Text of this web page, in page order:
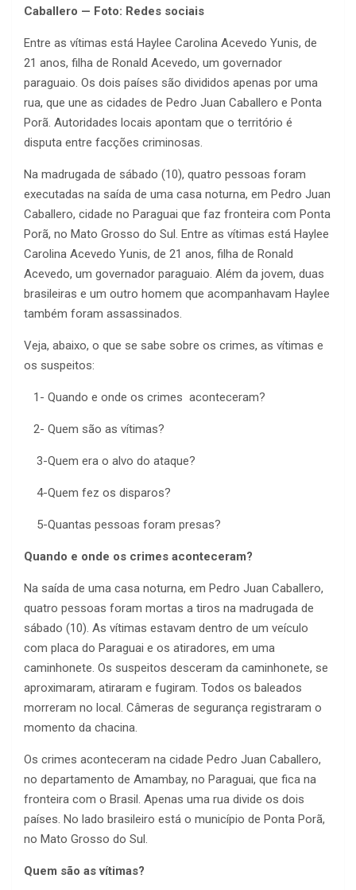
Caballero — Foto: Redes sociais
Entre as vítimas está Haylee Carolina Acevedo Yunis, de
21 anos, filha de Ronald Acevedo, um governador
paraguaio. Os dois países são divididos apenas por uma
rua, que une as cidades de Pedro Juan Caballero e Ponta
Porã. Autoridades locais apontam que o território é
disputa entre facções criminosas.
Na madrugada de sábado (10), quatro pessoas foram
executadas na saída de uma casa noturna, em Pedro Juan
Caballero, cidade no Paraguai que faz fronteira com Ponta
Porã, no Mato Grosso do Sul. Entre as vítimas está Haylee
Carolina Acevedo Yunis, de 21 anos, filha de Ronald
Acevedo, um governador paraguaio. Além da jovem, duas
brasileiras e um outro homem que acompanhavam Haylee
também foram assassinados.
Veja, abaixo, o que se sabe sobre os crimes, as vítimas e
os suspeitos:
1- Quando e onde os crimes aconteceram?
2- Quem são as vítimas?
3-Quem era o alvo do ataque?
4-Quem fez os disparos?
5-Quantas pessoas foram presas?
Quando e onde os crimes aconteceram?
Na saída de uma casa noturna, em Pedro Juan Caballero,
quatro pessoas foram mortas a tiros na madrugada de
sábado (10). As vítimas estavam dentro de um veículo
com placa do Paraguai e os atiradores, em uma
caminhonete. Os suspeitos desceram da caminhonete, se
aproximaram, atiraram e fugiram. Todos os baleados
morreram no local. Câmeras de segurança registraram o
momento da chacina.
Os crimes aconteceram na cidade Pedro Juan Caballero,
no departamento de Amambay, no Paraguai, que fica na
fronteira com o Brasil. Apenas uma rua divide os dois
países. No lado brasileiro está o município de Ponta Porã,
no Mato Grosso do Sul.
Quem são as vítimas?